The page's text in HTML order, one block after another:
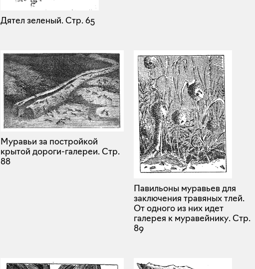
Дятел зеленый.Стр. 65
Муравьи за постройкой
крытой дороги-галереи.Стр.
88
Павильоны муравьев для
заключения травяных тлей.
От одного из них идет
галерея к муравейнику.Стр.
89